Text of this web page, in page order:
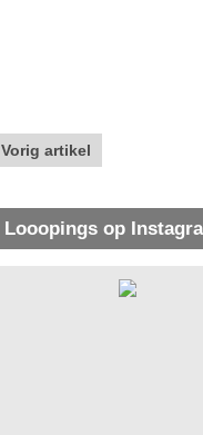
Vorig artikel
Looopings op